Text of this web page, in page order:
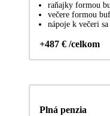
raňajky formou
večere formou
nápoje k večeri
+487 € /celkom
Plná penzia